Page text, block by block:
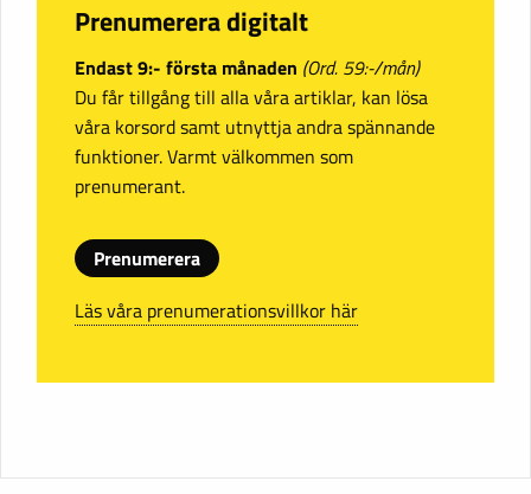
Prenumerera digitalt
Endast 9:- första månaden (Ord. 59:-/mån)
Du får tillgång till alla våra artiklar, kan lösa
våra korsord samt utnyttja andra spännande
funktioner. Varmt välkommen som
prenumerant.
Prenumerera
Läs våra prenumerationsvillkor här